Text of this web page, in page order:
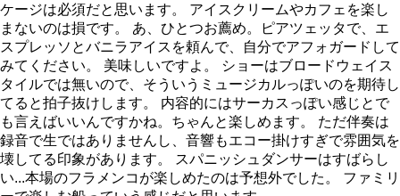
ケージは必須だと思います。 アイスクリームやカフェを楽し
まないのは損です。 あ、ひとつお薦め。ピアツェッタで、エ
スプレッソとバニラアイスを頼んで、自分でアフォガードして
みてください。 美味しいですよ。 ショーはブロードウェイス
タイルでは無いので、そういうミュージカルっぽいのを期待し
てると拍子抜けします。 内容的にはサーカスっぽい感じとで
も言えばいいんですかね。ちゃんと楽しめます。 ただ伴奏は
録音で生ではありませんし、音響もエコー掛けすぎで雰囲気を
壊してる印象があります。 スパニッシュダンサーはすばらし
い...本場のフラメンコが楽しめたのは予想外でした。 ファミリ